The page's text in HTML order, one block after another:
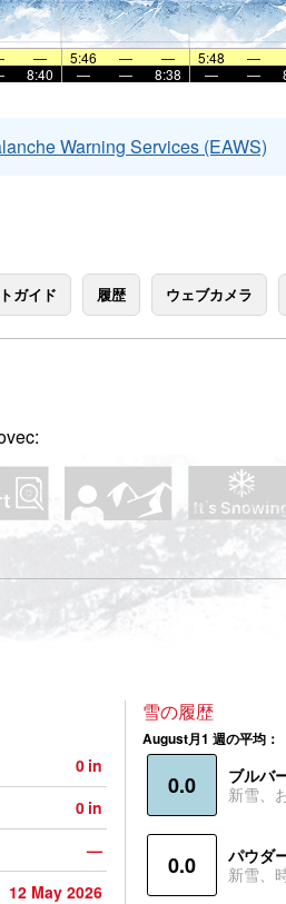
— 5:46 — — 5:48 —
8:40 — — 8:38 — —
Warning Services (EAWS)
ガイド 履歴 ウェブカメラ
0 in
0 in
—
12 May 2026
雪の履歴
August月1 週の平均：
0.0
ブルバ
新雪、
0.0
パウダ
新雪、